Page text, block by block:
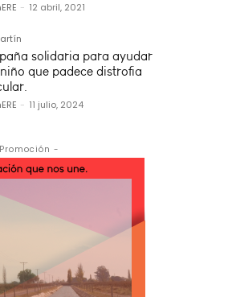
- 12 abril, 2021
solidaria para ayudar
que padece distrofia
- 11 julio, 2024
-